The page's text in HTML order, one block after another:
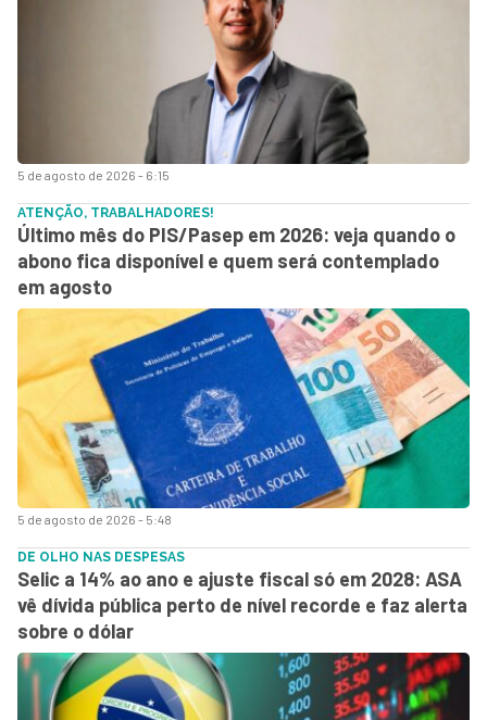
5 de agosto de 2026 - 6:15
5 de agosto de 2026 - 5:48
ATENÇÃO, TRABALHADORES!
Último mês do PIS/Pasep em 2026: veja quando o
abono fica disponível e quem será contemplado
em agosto
DE OLHO NAS DESPESAS
Selic a 14% ao ano e ajuste fiscal só em 2028: ASA
vê dívida pública perto de nível recorde e faz alerta
sobre o dólar